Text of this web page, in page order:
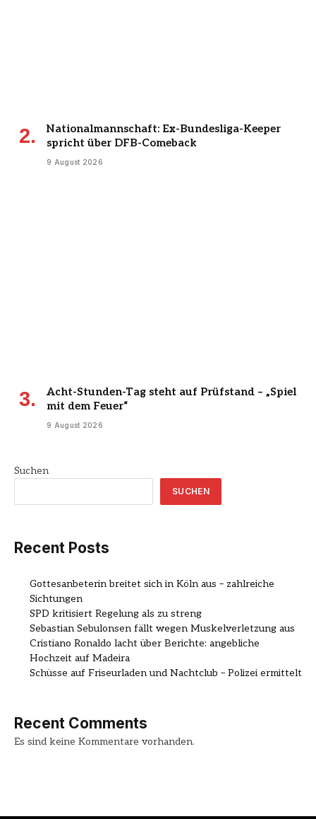
Nationalmannschaft: Ex-Bundesliga-Keeper
spricht über DFB-Comeback
9 August 2026
Acht-Stunden-Tag steht auf Prüfstand – „Spiel
mit dem Feuer“
9 August 2026
Suchen
SUCHEN
Recent Posts
Gottesanbeterin breitet sich in Köln aus – zahlreiche
Sichtungen
SPD kritisiert Regelung als zu streng
Sebastian Sebulonsen fällt wegen Muskelverletzung aus
Cristiano Ronaldo lacht über Berichte: angebliche
Hochzeit auf Madeira
Schüsse auf Friseurladen und Nachtclub – Polizei ermittelt
Recent Comments
Es sind keine Kommentare vorhanden.